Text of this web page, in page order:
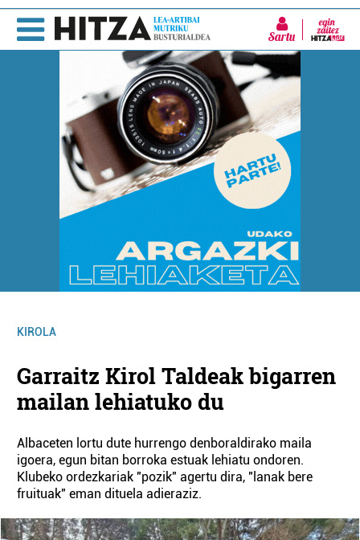
Sartu
KIROLA
Garraitz Kirol Taldeak bigarren
mailan lehiatuko du
Albaceten lortu dute hurrengo denboraldirako maila
igoera, egun bitan borroka estuak lehiatu ondoren.
Klubeko ordezkariak "pozik" agertu dira, "lanak bere
fruituak" eman dituela adieraziz.